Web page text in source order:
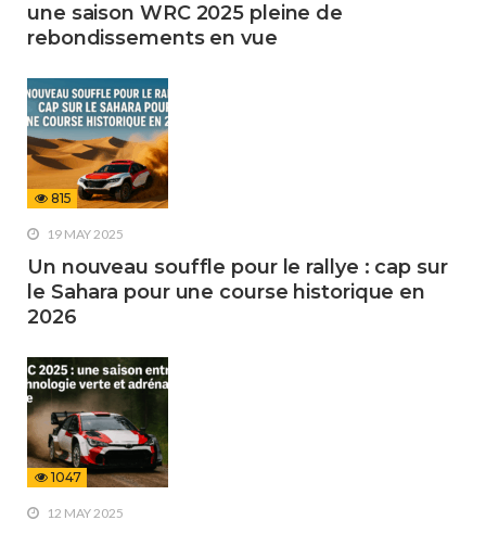
une saison WRC 2025 pleine de
rebondissements en vue
815
19 MAY 2025
Un nouveau souffle pour le rallye : cap sur
le Sahara pour une course historique en
2026
1047
12 MAY 2025